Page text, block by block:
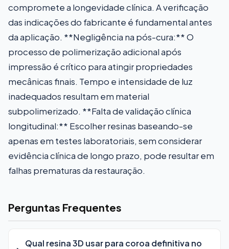
compromete a longevidade clínica. A verificação
das indicações do fabricante é fundamental antes
da aplicação. **Negligência na pós-cura:** O
processo de polimerização adicional após
impressão é crítico para atingir propriedades
mecânicas finais. Tempo e intensidade de luz
inadequados resultam em material
subpolimerizado. **Falta de validação clínica
longitudinal:** Escolher resinas baseando-se
apenas em testes laboratoriais, sem considerar
evidência clínica de longo prazo, pode resultar em
falhas prematuras da restauração.
Perguntas Frequentes
Qual resina 3D usar para coroa definitiva no